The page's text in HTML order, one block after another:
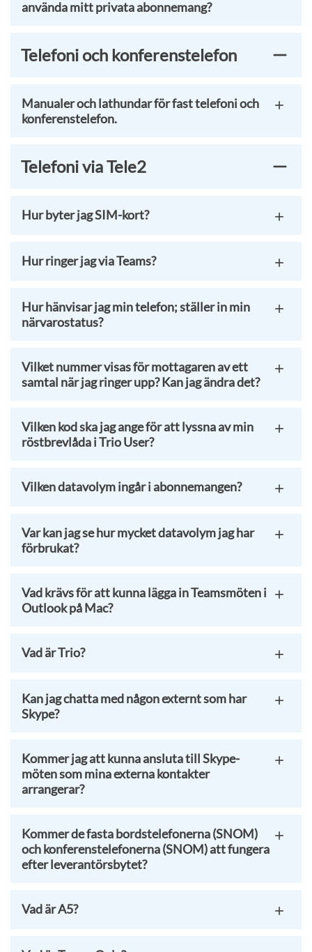
använda mitt privata abonnemang?
Telefoni och konferenstelefon
Manualer och lathundar för fast telefoni och
konferenstelefon.
Telefoni via Tele2
Hur byter jag SIM-kort?
Hur ringer jag via Teams?
Hur hänvisar jag min telefon; ställer in min
närvarostatus?
Vilket nummer visas för mottagaren av ett
samtal när jag ringer upp? Kan jag ändra det?
Vilken kod ska jag ange för att lyssna av min
röstbrevlåda i Trio User?
Vilken datavolym ingår i abonnemangen?
Var kan jag se hur mycket datavolym jag har
förbrukat?
Vad krävs för att kunna lägga in Teamsmöten i
Outlook på Mac?
Vad är Trio?
Kan jag chatta med någon externt som har
Skype?
Kommer jag att kunna ansluta till Skype-
möten som mina externa kontakter
arrangerar?
Kommer de fasta bordstelefonerna (SNOM)
och konferenstelefonerna (SNOM) att fungera
efter leverantörsbytet?
Vad är A5?